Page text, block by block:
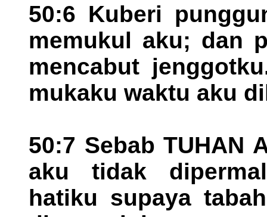
50:6 Kuberi
memukul aku; dan
mencabut
mukaku waktu aku
50:7 Sebab TUHAN
aku tidak
hatiku supaya